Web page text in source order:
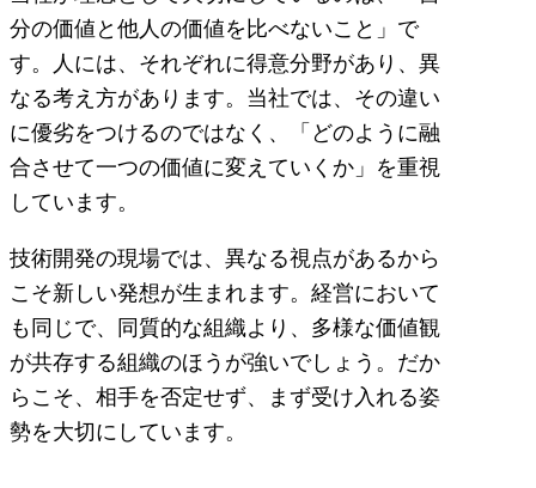
分の価値と他人の価値を比べないこと」で
す。人には、それぞれに得意分野があり、異
なる考え方があります。当社では、その違い
に優劣をつけるのではなく、「どのように融
合させて一つの価値に変えていくか」を重視
しています。
技術開発の現場では、異なる視点があるから
こそ新しい発想が生まれます。経営において
も同じで、同質的な組織より、多様な価値観
が共存する組織のほうが強いでしょう。だか
らこそ、相手を否定せず、まず受け入れる姿
勢を大切にしています。